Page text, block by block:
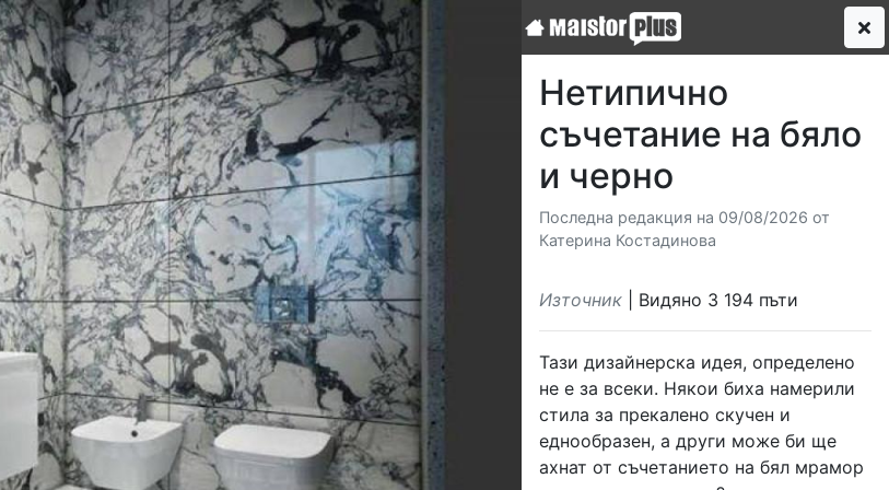
Нетипично
съчетание на бяло
и черно
Последна редакция на 09/08/2026 от
Катерина Костадинова
Източник | Видяно 3 194 пъти
Тази дизайнерска идея, определено
не е за всеки. Някои биха намерили
стила за прекалено скучен и
еднообразен, а други може би ще
ахнат от съчетанието на бял мрамор